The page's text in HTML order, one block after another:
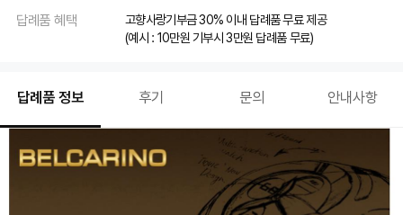
답례품 혜택
고향사랑기부금 30% 이내 답례품 무료 제공
(예시 : 10만원 기부시 3만원 답례품 무료)
답례품 정보 후기 문의 안내사항